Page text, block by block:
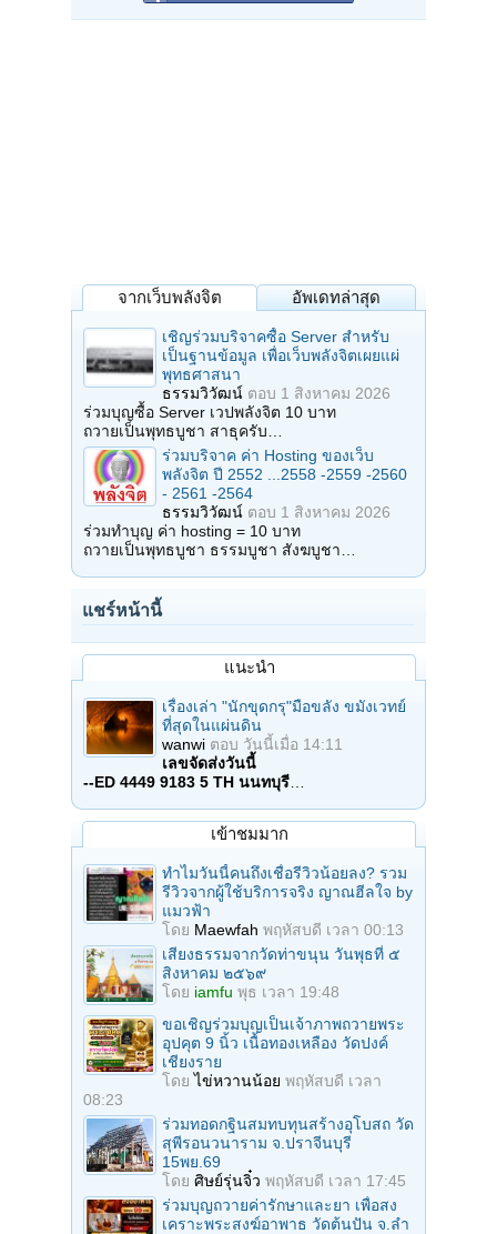
จากเว็บพลังจิต อัพเดทล่าสุด
เชิญร่วมบริจาคซื้อ Server สำหรับ
เป็นฐานข้อมูล เพื่อเว็บพลังจิตเผยแผ่
พุทธศาสนา
ธรรมวิวัฒน์ ตอบ 1 สิงหาคม 2026
ร่วมบุญซื้อ Server เวปพลังจิต 10 บาท
ถวายเป็นพุทธบูชา สาธุครับ…
ร่วมบริจาค ค่า Hosting ของเว็บ
พลังจิต ปี 2552 ...2558 -2559 -2560
- 2561 -2564
ธรรมวิวัฒน์ ตอบ 1 สิงหาคม 2026
ร่วมทำบุญ ค่า hosting = 10 บาท
ถวายเป็นพุทธบูชา ธรรมบูชา สังฆบูชา…
แชร์หน้านี้
แนะนำ
เรื่องเล่า "นักขุดกรุ"มือขลัง ขมังเวทย์
ที่สุดในแผ่นดิน
wanwi ตอบ วันนี้เมื่อ 14:11
เลขจัดส่งวันนี้
--ED 4449 9183 5 TH นนทบุรี…
เข้าชมมาก
ทำไมวันนี้คนถึงเชื่อรีวิวน้อยลง? รวม
รีวิวจากผู้ใช้บริการจริง ญาณฮีลใจ by
แมวฟ้า
โดย Maewfah พฤหัสบดี เวลา 00:13
เสียงธรรมจากวัดท่าขนุน วันพุธที่ ๕
สิงหาคม ๒๕๖๙
โดย iamfu พุธ เวลา 19:48
ขอเชิญร่วมบุญเป็นเจ้าภาพถวายพระ
อุปคุต 9 นิ้ว เนื้อทองเหลือง วัดปงค์
เชียงราย
โดยไข่หวานน้อย พฤหัสบดี เวลา
08:23
ร่วมทอดกฐินสมทบทุนสร้างอุโบสถ วัด
สุพีรอนวนาราม จ.ปราจีนบุรี
15พย.69
โดย ศิษย์รุ่นจิ๋ว พฤหัสบดี เวลา 17:45
ร่วมบุญถวายค่ารักษาและยา เพื่อสง
เคราะพระสงฆ์อาพาธ วัดต้นปัน จ.ลํา